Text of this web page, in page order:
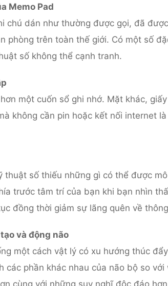
Memo Pad
chú dán như thường được gọi, đã
phòng trên toàn thế giới. Có một số
số không thể cạnh tranh.
một cuốn sổ ghi nhớ. Mặt khác,
không cần pin hoặc kết nối internet
thuật số thiếu những gì có thể được
trước tâm trí của bạn khi bạn nhìn
đồng thời giảm sự lãng quên về
và động não
một cách vật lý có xu hướng thúc
các phần khác nhau của não bộ so